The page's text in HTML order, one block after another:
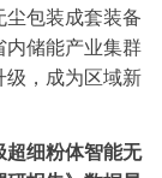
尘包装成套装备
内储能产业集群
级，成为区域新
超细粉体智能无